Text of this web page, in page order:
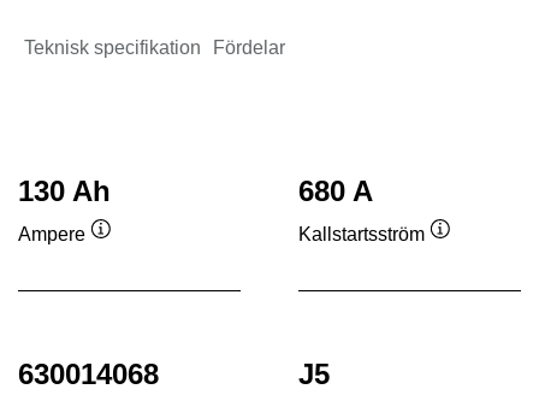
Teknisk specifikation Fördelar
130 Ah
Ampere
680 A
Kallstartsström
630014068 J5